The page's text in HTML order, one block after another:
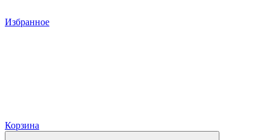
Избранное
Корзина